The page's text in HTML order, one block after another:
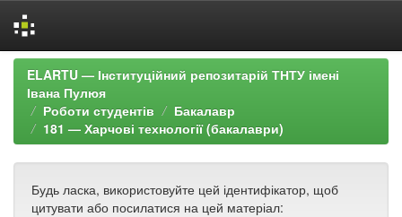
Skip
navigation
ELARTU — Інституційний репозитарій ТНТУ імені
Івана Пулюя
Роботи студентів
Бакалавр
181 — Харчові технології (бакалаври)
Будь ласка, використовуйте цей ідентифікатор, щоб
цитувати або посилатися на цей матеріал: